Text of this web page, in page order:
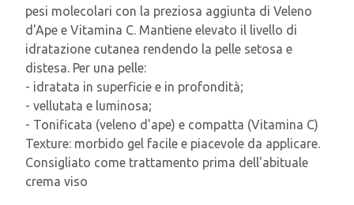
pesi molecolari con la preziosa aggiunta di Veleno
d'Ape e Vitamina C. Mantiene elevato il livello di
idratazione cutanea rendendo la pelle setosa e
distesa. Per una pelle:
- idratata in superficie e in profondità;
- vellutata e luminosa;
- Tonificata (veleno d'ape) e compatta (Vitamina C)
Texture: morbido gel facile e piacevole da applicare.
Consigliato come trattamento prima dell'abituale
crema viso